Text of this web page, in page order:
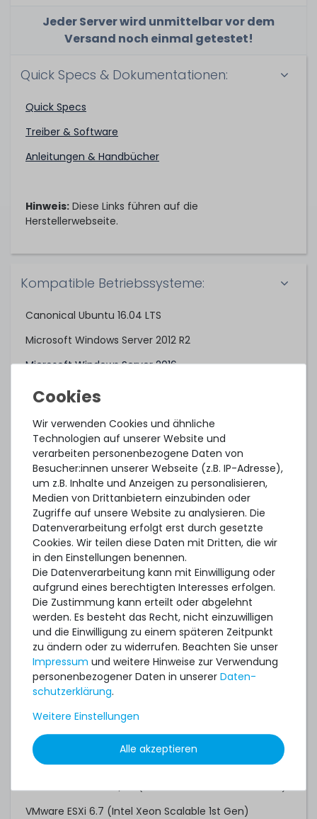
Jeder Server wird unmittelbar vor dem
Versand noch einmal getestet!
Quick Specs & Dokumentationen:
Quick Specs
Treiber & Software
Anleitungen & Handbücher
Hinweis: Diese Links führen auf die
Herstellerwebseite.
Kompatible Betriebssysteme:
Canonical Ubuntu 16.04 LTS
Microsoft Windows Server 2012 R2
Microsoft Windows Server 2016
Microsoft Windows Server 2019
Microsoft Windows Server 2025
Red Hat Enterprise Linux 6.9 (Intel Xeon Scalable 1st
Gen)
Red Hat Enterprise Linux 7.3 (Intel Xeon Scalable 1st
Gen)
Red Hat Enterprise Linux 7.6 (Intel Xeon Scalable 2nd
Gen)
Red Hat Enterprise Linux 8.0
Red Hat Enterprise Linux 9.0
Red Hat Enterprise Linux 10.0
SUSE Linux Enterprise Server 12 SP2 (Intel Xeon
Scalable 1st Gen)
SUSE Linux Enterprise Server 12 SP3 (Intel Xeon
Scalable 2nd Gen)
SUSE Linux Enterprise Server 15
VMware ESXi 6.5 (Intel Xeon Scalable 1st Gen)
VMware ESXi 6.5 U2/U3 (Intel Xeon Scalable 2nd Gen)
VMware ESXi 6.7 (Intel Xeon Scalable 1st Gen)
Wir verwenden Cookies und ähnliche
Technologien auf unserer Website und
verarbeiten personenbezogene Daten von
Besucher:innen unserer Webseite (z.B. IP-Adresse),
um z.B. Inhalte und Anzeigen zu personalisieren,
Medien von Drittanbietern einzubinden oder
Zugriffe auf unsere Website zu analysieren. Die
Datenverarbeitung erfolgt erst durch gesetzte
Cookies. Wir teilen diese Daten mit Dritten, die wir
in den Einstellungen benennen.
Die Datenverarbeitung kann mit Einwilligung oder
aufgrund eines berechtigten Interesses erfolgen.
Die Zustimmung kann erteilt oder abgelehnt
werden. Es besteht das Recht, nicht einzuwilligen
und die Einwilligung zu einem späteren Zeitpunkt
zu ändern oder zu widerrufen. Beachten Sie unser
Impressum und weitere Hinweise zur Verwendung
personenbezogener Daten in unserer Daten­
schutz­erklärung.
Weitere Einstellungen
Alle akzeptieren